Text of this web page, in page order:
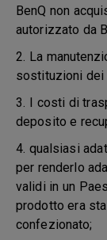
BenQ non
autorizzato da
2. La
sostituzioni dei
3. I costi di
deposito e
4. qualsiasi
per renderlo
validi in un
prodotto era
confezionato;